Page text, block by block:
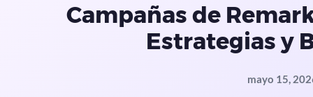
Campañas de
Estrategias y
mayo 15,